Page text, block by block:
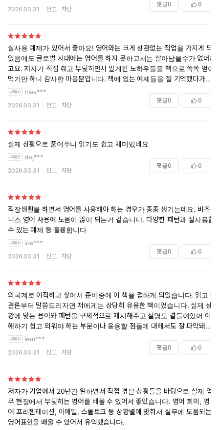
2026.03.31 신고 차단
댓글0 0
실사용 예제가 있어서 좋아요! 영어와는 크게 상관없는 직업을 가지게 되
었음에도 글로벌 시대에는 영어를 하지 못하고서는 살아남을수가 없더라
고요. 저자가 직접 겪고 부딪히면서 알게된 노하우들을 책으로 쏙쏙 얻어
먹기만 하니 감사한 마음뿐입니다. 책에 있는 예제들을 잘 기억했다가 올
해는 한 마디라도 실무에서 영어를 더 써보고 싶네요.
mav***
2026.03.31 신고 차단
댓글0 0
실제 상황으로 풀어주니 읽기도 쉽고 재미있네요
dej***
2026.03.31 신고 차단
댓글0 0
직장생활을 하면서 영어를 사용해야 하는 경우가 종종 생기는데요. 비즈
니스 영어 사용에 도움이 많이 되는거 같습니다. 다양한 패턴과 실사용할
수 있는 예제 등 훌륭합니다
ice***
2026.03.31 신고 차단
댓글0 0
외국계로 이직하고 싶어서 준비중에 이 책을 접하게 되었습니다. 읽고 난
결론부터 말씀드리자면 저에게는 상당히 유용한 책이었습니다. 실제 상
황에 맞는 용어와 패턴을 구체적으로 제시해주고 설명도 곁들여있어 이
해하기 쉽고 외워야 하는 부분이나 응용할 점들에 대해서도 잘 파악돼서
좋았어요. 저자의 실제 경험을 최대한 알려주고 싶어하는 게 보이는 책이
lem***
2026.03.31 신고 차단
댓글0 0
저자가 기업에서 20년간 일하면서 직접 겪은 상황들을 바탕으로 실제 업
무 현장에서 부딪히는 영어를 배울 수 있어서 좋았습니다. 영어 회의, 영
어 프리젠테이션, 이메일, 스몰토크 등 상황별에 맞춰서 실무에 도움되는
영어표현을 배울 수 있어서 유익했습니다.